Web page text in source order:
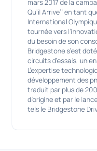
mars 2017 de la
Qu’il Arrive’’ en tant
International
tournée vers
du besoin de son
Bridgestone s’est
circuits d’essais, un
L’expertise
développement des
traduit par plus de
d’origine et par le
tels le Bridgestone